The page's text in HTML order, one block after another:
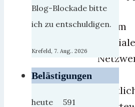
aus
einem
Blog-Blockade bitte
ich zu entschuldigen.
Krefeld, 7. Aug.. 2026
Belästigungen
heute 591